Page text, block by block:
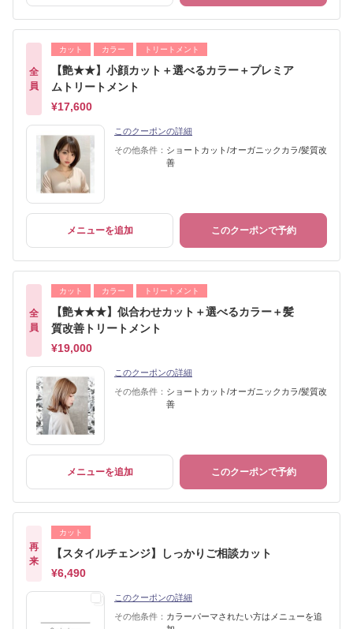
全
員
カット カラー トリートメント
【艶★★】小顔カット＋選べるカラー＋プレミア
ムトリートメント
¥17,600
このクーポンの詳細
その他条件： ショートカット/オーガニックカラ/髪質改
善
メニューを追加 このクーポンで予約
全
員
カット カラー トリートメント
【艶★★★】似合わせカット＋選べるカラー＋髪
質改善トリートメント
¥19,000
このクーポンの詳細
その他条件： ショートカット/オーガニックカラ/髪質改
善
メニューを追加 このクーポンで予約
再
来
カット
【スタイルチェンジ】しっかりご相談カット
¥6,490
このクーポンの詳細
その他条件： カラーパーマされたい方はメニューを追